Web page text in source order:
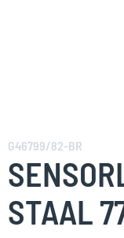
naar
het
begin
van
de
afbeeldingen-
G46799/82-BR
STAAL